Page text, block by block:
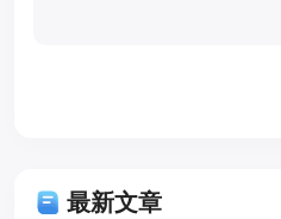
最新文章